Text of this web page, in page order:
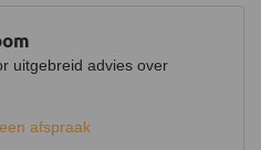
uitgebreid advies over
afspraak
Bovenaansluiting